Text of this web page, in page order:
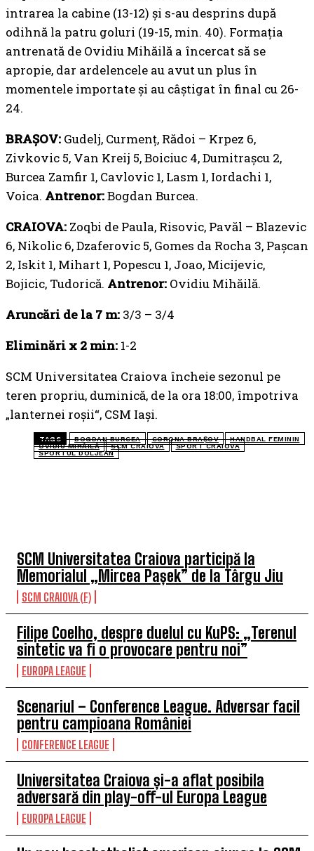
SCM Universitatea Craiova participă la
Memorialul „Mircea Pașek” de la Târgu Jiu
SCM CRAIOVA (F)
Filipe Coelho, despre duelul cu KuPS: „Terenul
sintetic va fi o provocare pentru noi”
EUROPA LEAGUE
Scenariul – Conference League. Adversar facil
pentru campioana României
CONFERENCE LEAGUE
Universitatea Craiova și-a aflat posibila
adversară din play-off-ul Europa League
EUROPA LEAGUE
intrarea la cabine (13-12) și s-au desprins după
odihnă la patru goluri (19-15, min. 40). Formația
antrenată de Ovidiu Mihăilă a încercat să se
apropie, dar ardelencele au avut un plus în
momentele importate și au câștigat în final cu 26-
24.
BRAȘOV: Gudelj, Curmenț, Rădoi – Krpez 6,
Zivkovic 5, Van Kreij 5, Boiciuc 4, Dumitrașcu 2,
Burcea Zamfir 1, Cavlovic 1, Lasm 1, Iordachi 1,
Voica. Antrenor:Bogdan Burcea.
CRAIOVA: Zoqbi de Paula, Risovic, Pavăl – Blazevic
6, Nikolic 6, Dzaferovic 5, Gomes da Rocha 3, Pașcan
2, Iskit 1, Mihart 1, Popescu 1, Joao, Micijevic,
Bojicic, Tudorică. Antrenor: Ovidiu Mihăilă.
Aruncări de la 7 m: 3/3 – 3/4
Eliminări x 2 min: 1-2
SCM Universitatea Craiova încheie sezonul pe
teren propriu, duminică, de la ora 18:00, împotriva
„lanternei roșii“, CSM Iași.
TAGS BOGDAN BURCEA CORONA BRAȘOV
HANDBAL FEMININ
OVIDIU MIHĂILĂ
SCM CRAIOVA
SPORT CRAIOVA
SPORTUL DOLJEAN